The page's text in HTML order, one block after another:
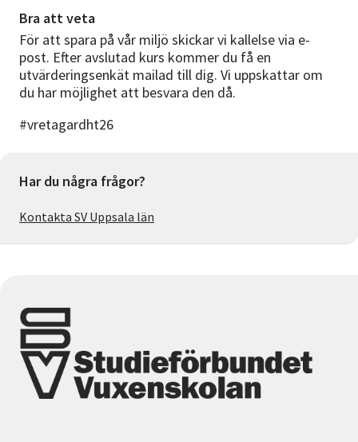
Bra att veta
För att spara på vår miljö skickar vi kallelse via e-
post. Efter avslutad kurs kommer du få en
utvärderingsenkät mailad till dig. Vi uppskattar om
du har möjlighet att besvara den då.
#vretagardht26
Har du några frågor?
Kontakta SV Uppsala län